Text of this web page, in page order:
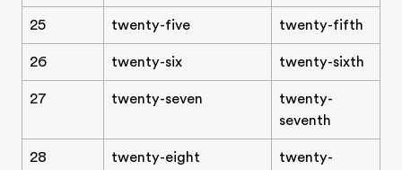
25 twenty-five twenty-fifth
26 twenty-six twenty-sixth
27 twenty-seven
twenty-
seventh
28 twenty-eight
twenty-